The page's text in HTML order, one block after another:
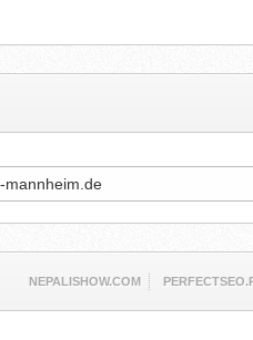
NEPALISHOW.COM